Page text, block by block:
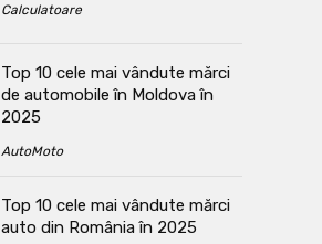
Calculatoare
Top 10 cele mai vândute mărci
de automobile în Moldova în
2025
AutoMoto
Top 10 cele mai vândute mărci
auto din România în 2025